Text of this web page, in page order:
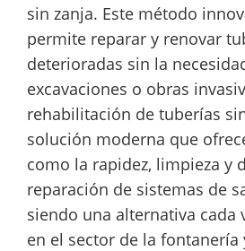
sin zanja. Este método
permite reparar y renovar
deterioradas sin la
excavaciones o obras
rehabilitación de tuberías
solución moderna que
como la rapidez, limpieza y
reparación de sistemas de
siendo una alternativa cada
en el sector de la fontanería